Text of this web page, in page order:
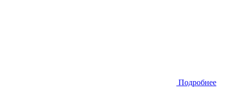
Подробнее